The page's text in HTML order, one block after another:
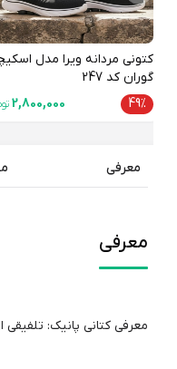
کتونی مردانه ویرا مدل اسکیچرز
گوران کد 247
49%
2,800,000 تومان
معرفی
معرفی
معرفی کتانی پانیک: تلفیقی از